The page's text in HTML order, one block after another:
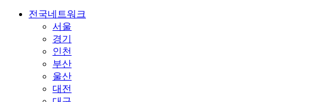
전국네트워크
서울
경기
인천
부산
울산
대전